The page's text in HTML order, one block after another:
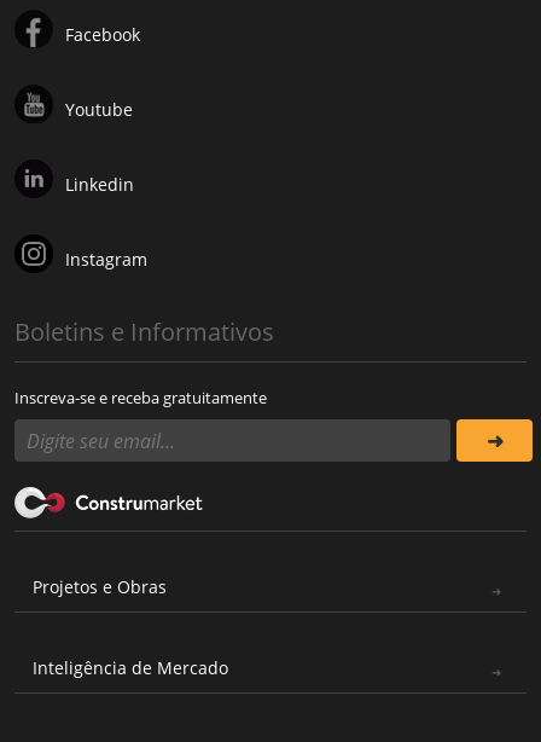
Facebook
Youtube
Linkedin
Instagram
Boletins e Informativos
Inscreva-se e receba gratuitamente
Projetos e Obras
Inteligência de Mercado